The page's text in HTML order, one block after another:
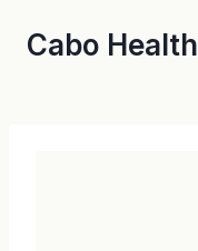
Cabo Health